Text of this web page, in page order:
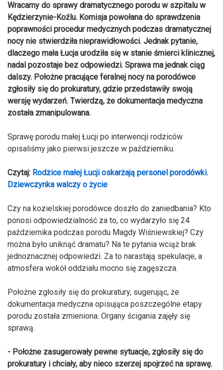
Wracamy do sprawy dramatycznego porodu w szpitalu w
Kędzierzynie-Koźlu. Komisja powołana do sprawdzenia
poprawności procedur medycznych podczas dramatycznej
nocy nie stwierdziła nieprawidłowości. Jednak pytanie,
dlaczego mała Łucja urodziła się w stanie śmierci klinicznej,
nadal pozostaje bez odpowiedzi. Sprawa ma jednak ciąg
dalszy. Położne pracujące feralnej nocy na porodówce
zgłosiły się do prokuratury, gdzie przedstawiły swoją
wersję wydarzeń. Twierdzą, że dokumentacja medyczna
została zmanipulowana.
Sprawę porodu małej Łucji po interwencji rodziców
opisaliśmy jako pierwsi jeszcze w październiku.
Czytaj: Rodzice małej Łucji oskarżają personel porodówki.
Dziewczynka walczy o życie
Czy na kozielskiej porodówce doszło do zaniedbania? Kto
ponosi odpowiedzialność za to, co wydarzyło się 24
października podczas porodu Magdy Wiśniewskiej? Czy
można było uniknąć dramatu? Na te pytania wciąż brak
jednoznacznej odpowiedzi. Za to narastają spekulacje, a
atmosfera wokół oddziału mocno się zagęszcza.
Położne zgłosiły się do prokuratury, sugerując, że
dokumentacja medyczna opisująca poszczególne etapy
porodu została zmieniona. Organy ścigania zajęły się
sprawą.
- Położne zasugerowały pewne sytuacje, zgłosiły się do
prokuratury i chciały, aby nieco szerzej spojrzeć na sprawę.